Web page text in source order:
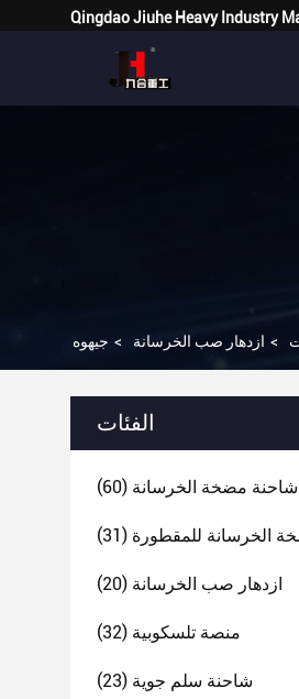
Qingdao Jiuhe Heavy Industry
> ازدهار صب الخرسانة >
الفئات
شاحنة مضخة الخرسانة (60)
الخرسانة للمقطورة (31)
ازدهار صب الخرسانة (20)
منصة تلسكوبية (32)
شاحنة سلم جوية (23)